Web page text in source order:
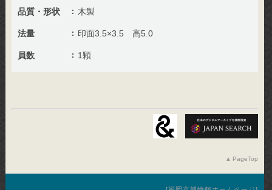
品質・形状 木製
法量 印面3.5×3.5 高5.0
員数 1顆
PageTop